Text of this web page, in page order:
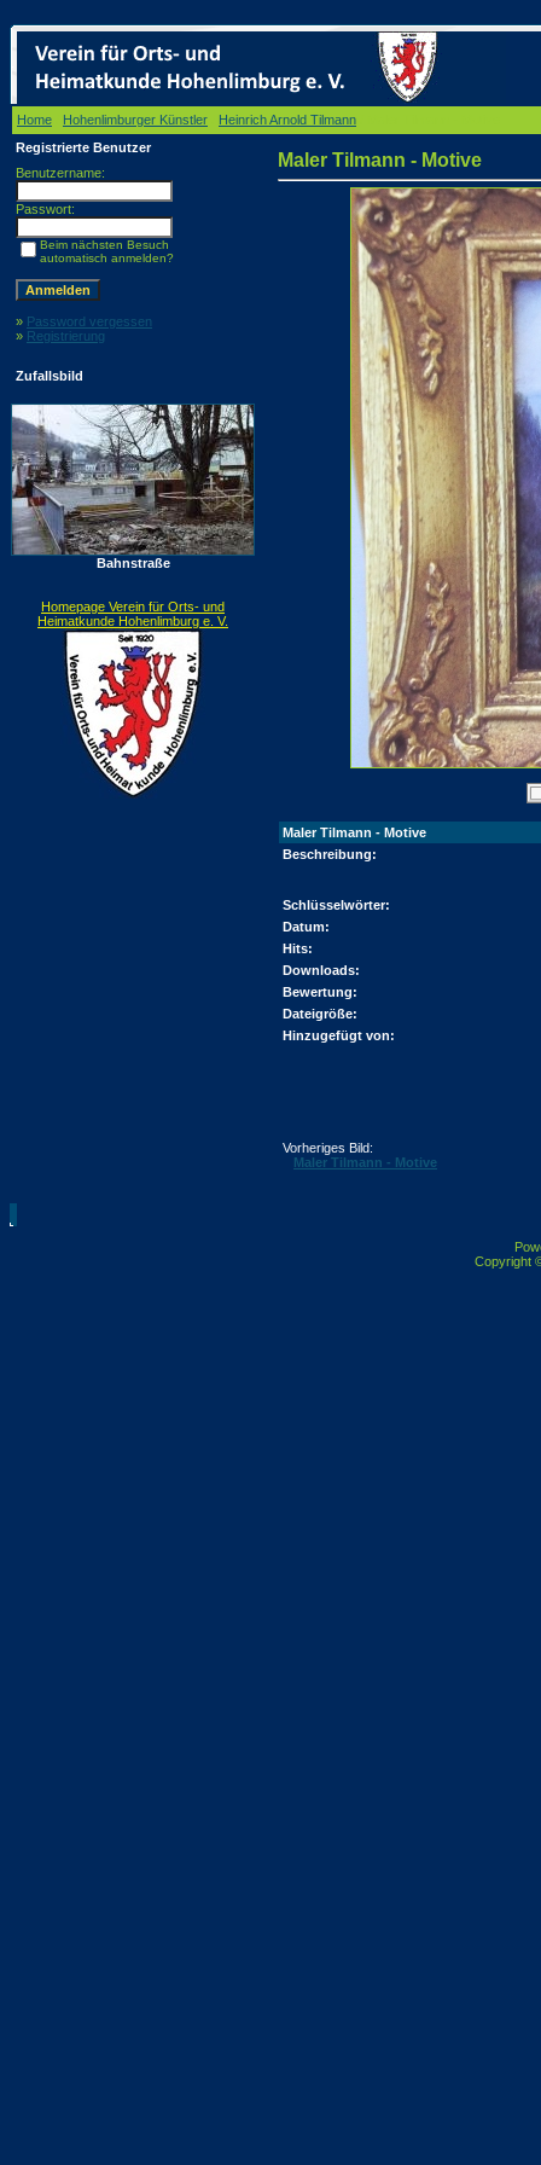
Home Hohenlimburger Künstler Heinrich Arnold Tilmann
Registrierte Benutzer
Benutzername:
Passwort:
Beim nächsten Besuch
automatisch anmelden?
» Password vergessen
» Registrierung
Zufallsbild
Bahnstraße
Homepage Verein für Orts- und
Heimatkunde Hohenlimburg e. V.
Maler Tilmann - Motive
Maler Tilmann - Motive
Beschreibung:
Schlüsselwörter:
Datum:
Hits:
Downloads:
Bewertung:
Dateigröße:
Hinzugefügt von:
Vorheriges Bild:
Maler Tilmann - Motive
Copyright